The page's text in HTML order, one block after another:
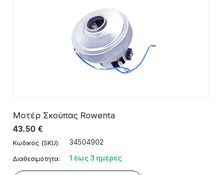
Μοτέρ Σκούπας Rowenta
43.50 €
Κωδικός (SKU): 34504902
Διαθεσιμότητα: 1 έως 3 ημέρες